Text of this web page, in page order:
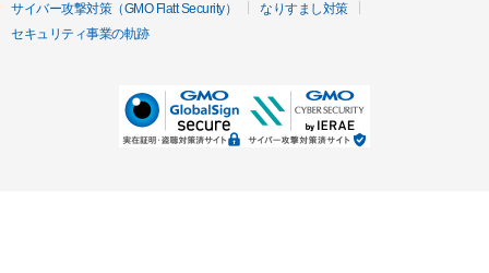
サイバー攻撃対策（GMO Flatt Security）
なりすまし対策
セキュリティ事業の軌跡